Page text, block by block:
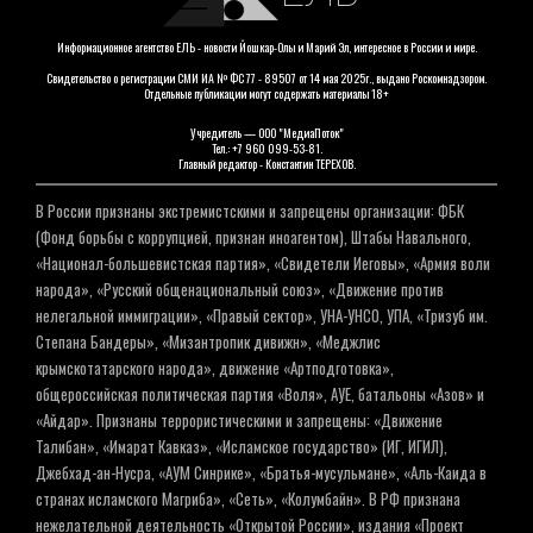
Информационное агентство ЕЛЬ - новости Йошкар-Олы и Марий Эл, интересное в России и мире.
Свидетельство о регистрации СМИ ИА № ФС 77 - 89507 от 14 мая 2025г., выдано Роскомнадзором.
Отдельные публикации могут содержать материалы 18+
Учредитель — ООО "МедиаПоток"
Тел.: +7 960 099-53-81.
Главный редактор - Константин ТЕРЕХОВ.
В России признаны экстремистскими и запрещены организации: ФБК
(Фонд борьбы с коррупцией, признан иноагентом), Штабы Навального,
«Национал-большевистская партия», «Свидетели Иеговы», «Армия воли
народа», «Русский общенациональный союз», «Движение против
нелегальной иммиграции», «Правый сектор», УНА-УНСО, УПА, «Тризуб им.
Степана Бандеры», «Мизантропик дивижн», «Меджлис
крымскотатарского народа», движение «Артподготовка»,
общероссийская политическая партия «Воля», АУЕ, батальоны «Азов» и
«Айдар». Признаны террористическими и запрещены: «Движение
Талибан», «Имарат Кавказ», «Исламское государство» (ИГ, ИГИЛ),
Джебхад-ан-Нусра, «АУМ Синрике», «Братья-мусульмане», «Аль-Каида в
странах исламского Магриба», «Сеть», «Колумбайн». В РФ признана
нежелательной деятельность «Открытой России», издания «Проект